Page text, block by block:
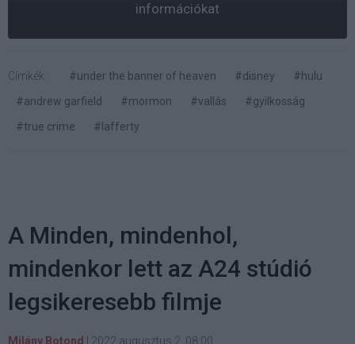
információkat
Címkék: #under the banner of heaven #disney
#hulu
#andrew garfield
#mormon #vallás
#gyilkosság
#true crime
#lafferty
A Minden, mindenhol,
mindenkor lett az A24 stúdió
legsikeresebb filmje
Milány Botond 2022 augusztus 2. 08:00